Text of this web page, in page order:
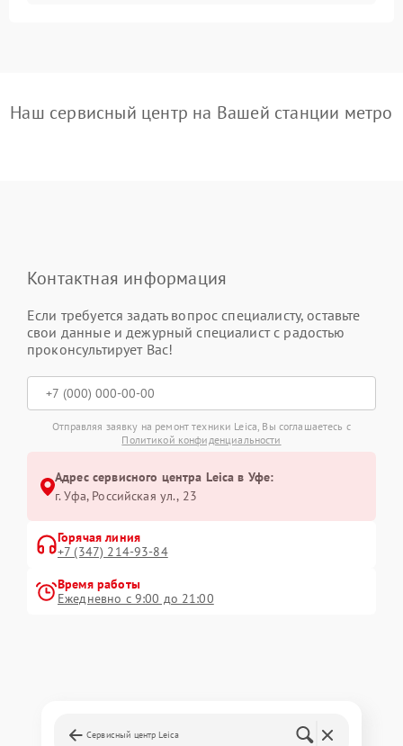
Наш сервисный центр на Вашей станции метро
Контактная информация
Если требуется задать вопрос специалисту, оставьте
свои данные и дежурный специалист с радостью
проконсультирует Вас!
Отправляя заявку на ремонт техники Leica, Вы соглашаетесь с
Политикой конфиденциальности
Адрес сервисного центра Leica в Уфе:
г. Уфа, Российская ул., 23
Горячая линия
+7 (347) 214-93-84
Время работы
Ежедневно с 9:00 до 21:00
Сервисный центр Leica